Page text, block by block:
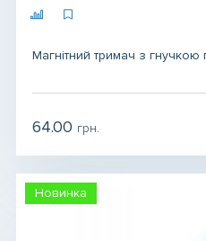
Магнітний тримач з
грн.
64.00 грн.
Новинка